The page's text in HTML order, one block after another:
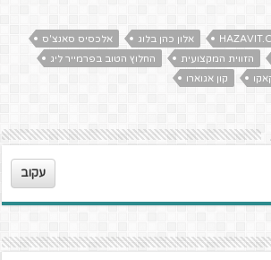
אלון כהן בלוג
אלכסיס סאנצ'ס
הזווית המקצועית
החלוץ הטוב בפרמייר ליג
קון אגוארו
עקוב